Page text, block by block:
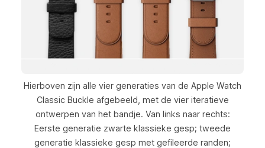
Hierboven zijn alle vier generaties van de Apple Watch
Classic Buckle afgebeeld, met de vier iteratieve
ontwerpen van het bandje. Van links naar rechts:
Eerste generatie zwarte klassieke gesp; tweede
generatie klassieke gesp met gefileerde randen;